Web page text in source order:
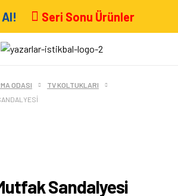
Seri Sonu Ürünler
ODASI
TV KOLTUKLARI
Sandalyesi